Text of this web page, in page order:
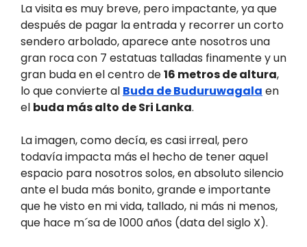
La visita es muy breve, pero impactante, ya que
después de pagar la entrada y recorrer un corto
sendero arbolado, aparece ante nosotros una
gran roca con 7 estatuas talladas finamente y un
gran buda en el centro de16 metros de altura,
lo que convierte al Buda de Buduruwagala en
el buda más alto de Sri Lanka.
La imagen, como decía, es casi irreal, pero
todavía impacta más el hecho de tener aquel
espacio para nosotros solos, en absoluto silencio
ante el buda más bonito, grande e importante
que he visto en mi vida, tallado, ni más ni menos,
que hace m´sa de 1000 años (data del siglo X).